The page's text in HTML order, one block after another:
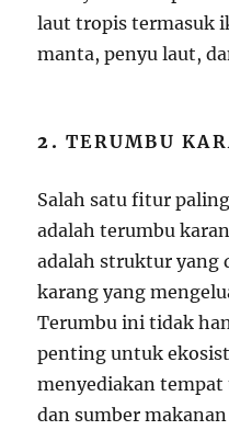
laut tropis termasuk
manta, penyu laut,
2.TERUMBU
Salah satu fitur
adalah terumbu
adalah struktur yang
karang yang
Terumbu ini tidak
penting untuk
menyediakan
dan sumber